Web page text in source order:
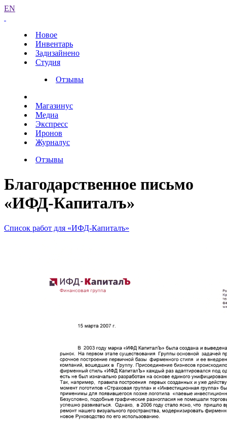
EN
Новое
Инвентарь
Задизайнено
Студия
Отзывы
Магазинус
Медиа
Экспресс
Иронов
Журналус
Отзывы
Благодарственное письмо
«ИФД-Капиталъ»
Список работ для «ИФД-Капиталъ»